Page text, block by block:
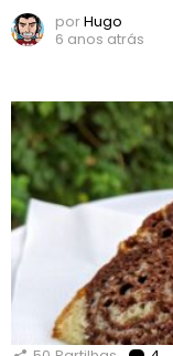
porHugo
6 anos atrás